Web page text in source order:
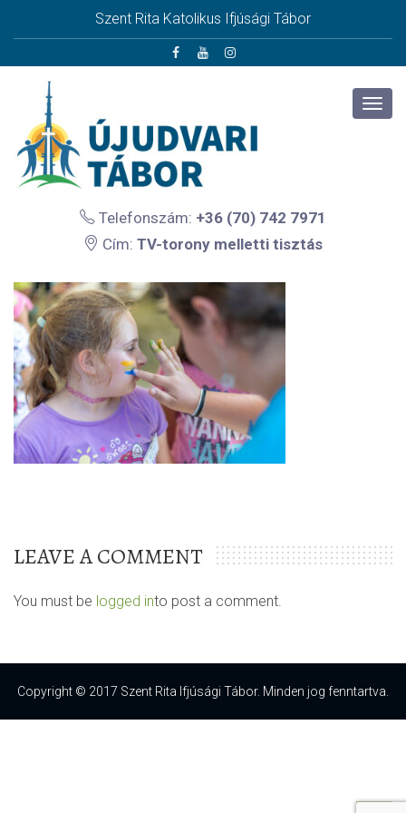
Szent Rita Katolikus Ifjúsági Tábor
Telefonszám: +36 (70) 742 7971
Cím: TV-torony melletti tisztás
LEAVE A COMMENT
You must be logged into post a comment.
Copyright © 2017 Szent Rita Ifjúsági Tábor. Minden jog fenntartva.